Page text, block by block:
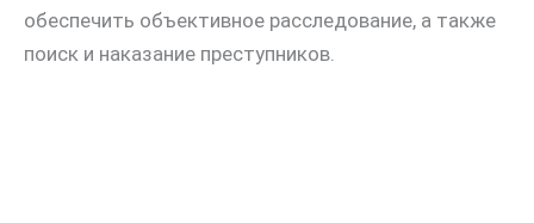
обеспечить объективное расследование, а также
поиск и наказание преступников.